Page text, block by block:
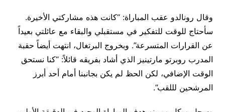
وقال رونالدو عقب المباراة: “كانت هذه مشاركتي الأخيرة.
سأحتاج للوقت للتفكير في مستقبلي والبقاء مع عائلتي بعيداً
عن القرارات المتسرعة”. وبخروج البرتغال، انتهت أيضاً حقبة
المدرب روبرتو مارتينيز الذي أشاد بفريقه قائلاً: “كنا نستحق
الوقت الإضافي، لكن الحظ لم يكن بجانبنا أمام أحد أبرز
المرشحين لللقب”.